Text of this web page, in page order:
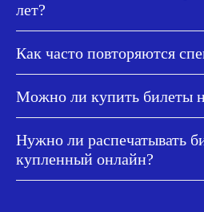
лет?
Как часто повторяются
Можно ли купить билеты
Нужно ли распечатывать
купленный онлайн?